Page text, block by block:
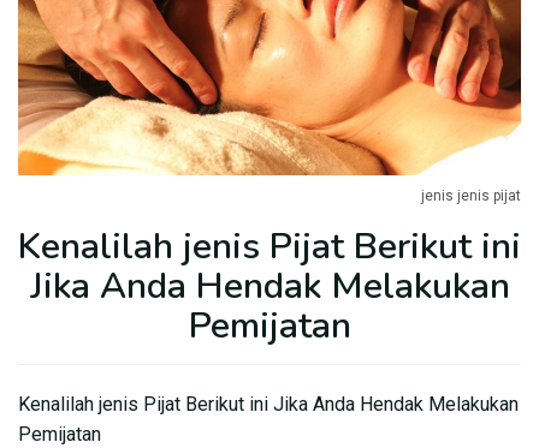
jenis jenis pijat
Kenalilah jenis Pijat Berikut ini
Jika Anda Hendak Melakukan
Pemijatan
Kenalilah jenis Pijat Berikut ini Jika Anda Hendak Melakukan
Pemijatan